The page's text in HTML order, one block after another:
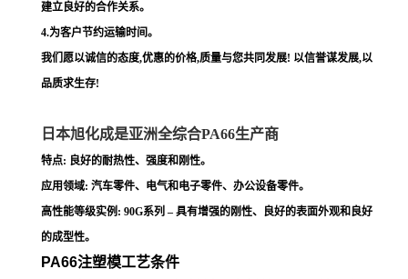
建立良好的合作关系。
4.为客户节约运输时间。
我们愿以诚信的态度,优惠的价格,质量与您共同发展! 以信誉谋发展,以
品质求生存!
日本旭化成是亚洲全综合PA66生产商
特点: 良好的耐热性、强度和刚性。
应用领域: 汽车零件、电气和电子零件、办公设备零件。
高性能等级实例: 90G系列 – 具有增强的刚性、良好的表面外观和良好
的成型性。
PA66注塑模工艺条件